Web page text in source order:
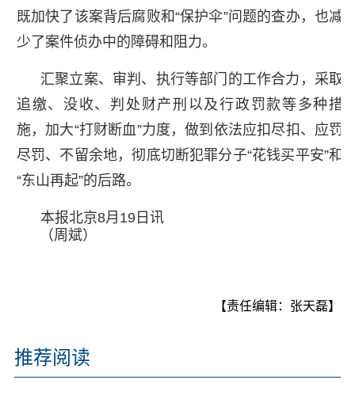
既加快了该案背后腐败和“保护伞”问题的查办，也减
少了案件侦办中的障碍和阻力。
汇聚立案、审判、执行等部门的工作合力，采取
追缴、没收、判处财产刑以及行政罚款等多种措
施，加大“打财断血”力度，做到依法应扣尽扣、应罚
尽罚、不留余地，彻底切断犯罪分子“花钱买平安”和
“东山再起”的后路。
本报北京8月19日讯
（周斌）
【责任编辑：张天磊】
推荐阅读